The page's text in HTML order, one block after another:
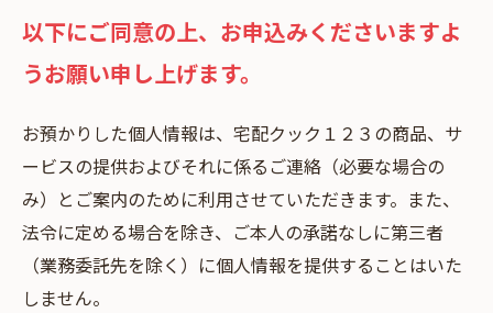
以下にご同意の上、お申込みくださいますよ
うお願い申し上げます。
お預かりした個⼈情報は、宅配クック１２３の商品、サ
ービスの提供およびそれに係るご連絡（必要な場合の
み）とご案内のために利⽤させていただきます。また、
法令に定める場合を除き、ご本⼈の承諾なしに第三者
（業務委託先を除く）に個⼈情報を提供することはいた
しません。